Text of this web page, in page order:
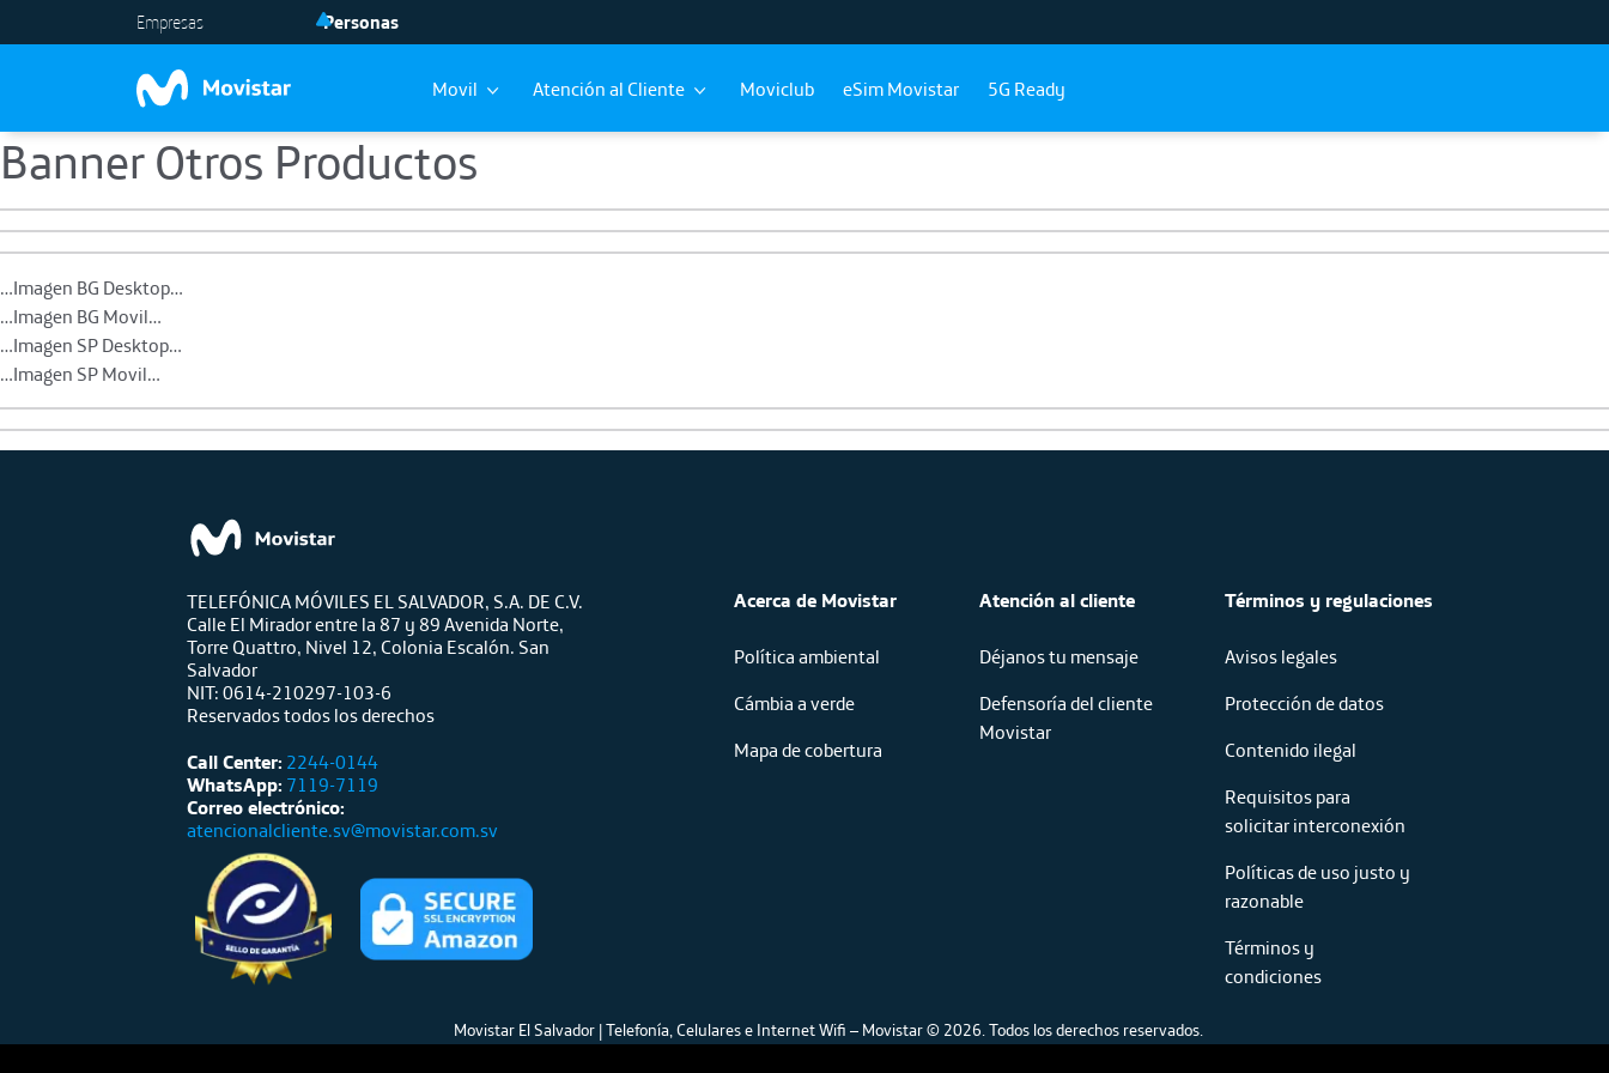
Skip to main content
Empresas Personas
Movil Atención al Cliente Moviclub eSim Movistar 5G Ready
Banner Otros Productos
…Imagen BG Desktop…
…Imagen BG Movil…
…Imagen SP Desktop…
…Imagen SP Movil…
TELEFÓNICA MÓVILES EL SALVADOR, S.A. DE C.V.
Calle El Mirador entre la 87 y 89 Avenida Norte,
Torre Quattro, Nivel 12, Colonia Escalón. San
Salvador
NIT: 0614-210297-103-6
Reservados todos los derechos
Call Center: 2244-0144
WhatsApp: 7119-7119
Correo electrónico:
atencionalcliente.sv@movistar.com.sv
Acerca de Movistar
Política ambiental
Cámbia a verde
Mapa de cobertura
Atención al cliente
Déjanos tu mensaje
Defensoría del cliente
Movistar
Términos y regulaciones
Avisos legales
Protección de datos
Contenido ilegal
Requisitos para
solicitar interconexión
Políticas de uso justo y
razonable
Términos y
condiciones
Movistar El Salvador | Telefonía, Celulares e Internet Wifi – Movistar © 2026.Todos los derechos reservados.